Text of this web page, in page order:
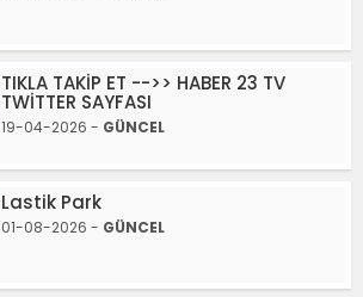
TIKLA TAKİP ET -->> HABER 23 TV
TWİTTER SAYFASI
19-04-2026 - GÜNCEL
Lastik Park
01-08-2026 - GÜNCEL